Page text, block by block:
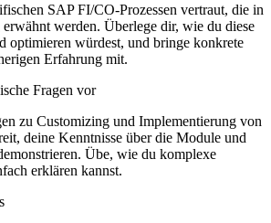
SAP FI/CO-Prozessen vertraut, die in
werden. Überlege dir, wie du diese
optimieren würdest, und bringe konkrete
Erfahrung mit.
Fragen vor
zu Customizing und Implementierung von
deine Kenntnisse über die Module und
Übe, wie du komplexe
erklären kannst.